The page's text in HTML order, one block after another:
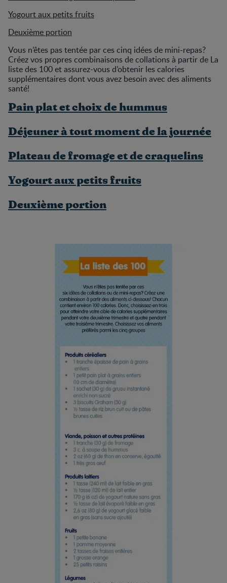
Yogourt aux petits fruits
Deuxième portion
Vous n’êtes pas tentée par ces cinq idées de mini-repas?
Créez vos propres combinaisons de collations à partir de La
liste des 100 et assurez-vous d’obtenir les calories
supplémentaires dont vous avez besoin avec des aliments
santé!
Pain plat et choix de hummus
Déjeuner à tout moment de la journée
Plateau de fromage et de craquelins
Yogourt aux petits fruits
Deuxième portion